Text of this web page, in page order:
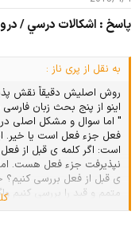
پاسخ : اشكالات درسي /
به نقل از پری ناز :
روش اصلیش دقیقاً نقش
اینو از پنج بحث زبان
" اما سوال و مشکل اصلی
فعل جزء فعل است یا خیر.
است: اگر کلمه ی قبل از
نپذیرفت جزء فعل هست.
ی قبل از فعل بررسی
متمم و قید را بررسی کنیم
مرکب میشود.